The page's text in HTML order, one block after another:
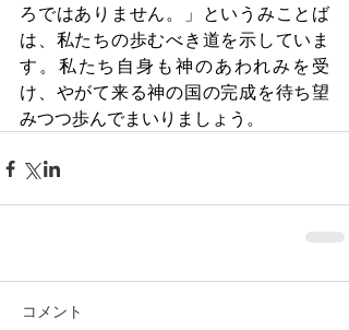
ろではありません。」というみことば
は、私たちの歩むべき道を示していま
す。私たち自身も神のあわれみを受
け、やがて来る神の国の完成を待ち望
みつつ歩んでまいりましょう。
コメント